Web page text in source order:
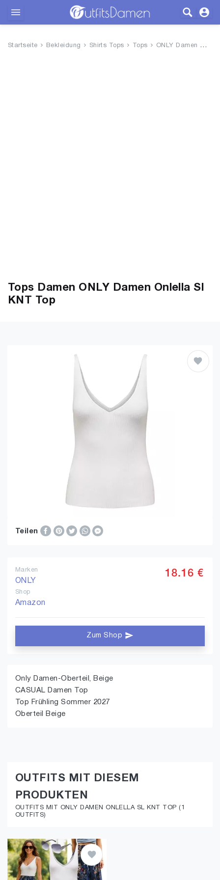
Startseite Bekleidung Shirts Tops Tops ONLY Damen Onlella Sl KNT Top
Tops Damen ONLY Damen Onlella Sl
KNT Top
Teilen
Marken
ONLY
Shop
Amazon
18.16 €
Zum Shop
Only Damen-Oberteil, Beige
CASUAL Damen Top
Top Frühling Sommer 2027
Oberteil Beige
OUTFITS MIT DIESEM
PRODUKTEN
OUTFITS MIT ONLY DAMEN ONLELLA SL KNT TOP (1
OUTFITS)